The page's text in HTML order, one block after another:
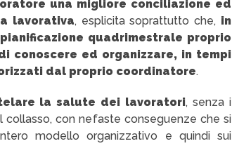
una migliore conciliazione ed
lavorativa, esplicita soprattutto che, in
quadrimestrale proprio
conoscere ed organizzare, in tempi
dal proprio coordinatore.
la salute dei lavoratori, senza i
collasso, con nefaste conseguenze che si
modello organizzativo e quindi sui